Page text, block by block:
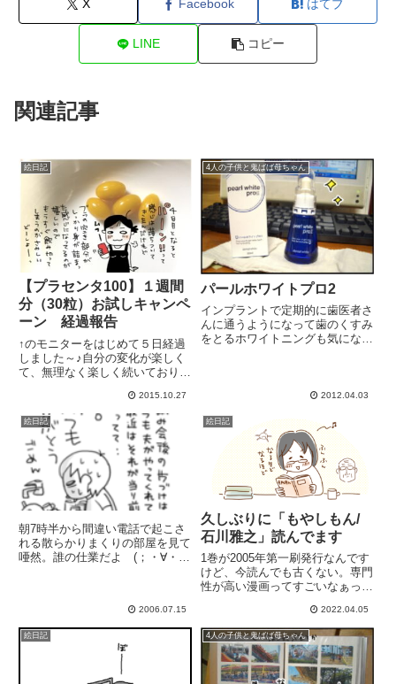
X Facebook はてブ
LINE コピー
関連記事
絵日記
【プラセンタ100】１週間
分（30粒）お試しキャンペ
ーン 経過報告
↑のモニターをはじめて５日経過
しました～♪自分の変化が楽しく
て、無理なく楽しく続いておりま
もキレイでいたいのよ～～！！
「年相応でいいや～」と思っては
いるものの、子供の運動会とか参
観とか行くと、キレーなお母さん
が...
2015.10.27
4人の子供と鬼ばば母ちゃん
パールホワイトプロ2
インプラントで定期的に歯医者さ
んに通うようになって歯のくすみ
をとるホワイトニングも気になっ
んな商品のお試し企画に参加させ
2012.04.03
絵日記
朝7時半から間違い電話で起こさ
れる散らかりまくりの部屋を見て
唖然。誰の仕業だよ (；・∀・)
2006.07.15
絵日記
久しぶりに「もやしもん/
石川雅之」読んでます
1巻が2005年第一刷発行なんです
けど、今読んでも古くない。専門
性が高い漫画ってすごいなぁって
と犯罪レベルですが(UFO研究
会!)2022年の今読んでもやっぱり
面白いし、細菌、ウイルスつなが
りですよ。パンデミッ...
2022.04.05
絵日記 4人の子供と鬼ばば母ちゃん